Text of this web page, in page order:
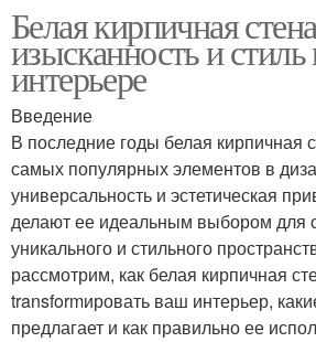
Белая кирпичная
изысканность и
интерьере
Введение
В последние годы белая кирпичная
самых популярных элементов в
универсальность и эстетическая
делают ее идеальным выбором для
уникального и стильного
рассмотрим, как белая кирпичная
transformировать ваш интерьер,
предлагает и как правильно ее